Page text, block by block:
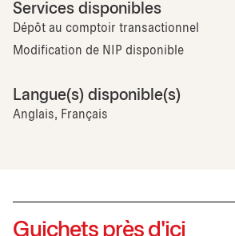
Services disponibles
Dépôt au comptoir transactionnel
Modification de NIP disponible
Langue(s) disponible(s)
Anglais, Français
Guichets près d'ici